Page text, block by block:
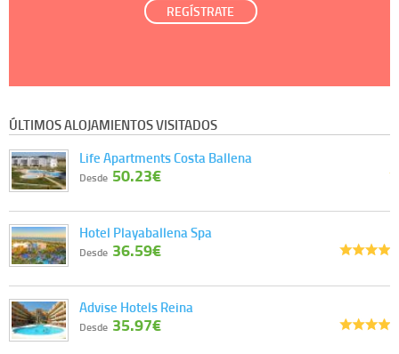
REGÍSTRATE
ÚLTIMOS ALOJAMIENTOS VISITADOS
Life Apartments Costa Ballena
Desde 50.23€
Hotel Playaballena Spa
Desde 36.59€
Advise Hotels Reina
Desde 35.97€